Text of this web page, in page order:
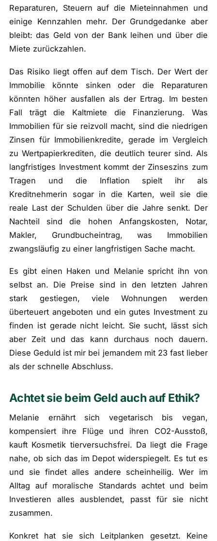
Reparaturen, Steuern auf die Mieteinnahmen und
einige Kennzahlen mehr. Der Grundgedanke aber
bleibt: das Geld von der Bank leihen und über die
Miete zurückzahlen.
Das Risiko liegt offen auf dem Tisch. Der Wert der
Immobilie könnte sinken oder die Reparaturen
könnten höher ausfallen als der Ertrag. Im besten
Fall trägt die Kaltmiete die Finanzierung. Was
Immobilien für sie reizvoll macht, sind die niedrigen
Zinsen für Immobilienkredite, gerade im Vergleich
zu Wertpapierkrediten, die deutlich teurer sind. Als
langfristiges Investment kommt der Zinseszins zum
Tragen und die Inflation spielt ihr als
Kreditnehmerin sogar in die Karten, weil sie die
reale Last der Schulden über die Jahre senkt. Der
Nachteil sind die hohen Anfangskosten, Notar,
Makler, Grundbucheintrag, was Immobilien
zwangsläufig zu einer langfristigen Sache macht.
Es gibt einen Haken und Melanie spricht ihn von
selbst an. Die Preise sind in den letzten Jahren
stark gestiegen, viele Wohnungen werden
überteuert angeboten und ein gutes Investment zu
finden ist gerade nicht leicht. Sie sucht, lässt sich
aber Zeit und das kann durchaus noch dauern.
Diese Geduld ist mir bei jemandem mit 23 fast lieber
als der schnelle Abschluss.
Achtet sie beim Geld auch auf Ethik?
Melanie ernährt sich vegetarisch bis vegan,
kompensiert ihre Flüge und ihren CO2-Ausstoß,
kauft Kosmetik tierversuchsfrei. Da liegt die Frage
nahe, ob sich das im Depot widerspiegelt. Es tut es
und sie findet alles andere scheinheilig. Wer im
Alltag auf moralische Standards achtet und beim
Investieren alles ausblendet, passt für sie nicht
zusammen.
Konkret hat sie sich Leitplanken gesetzt. Keine